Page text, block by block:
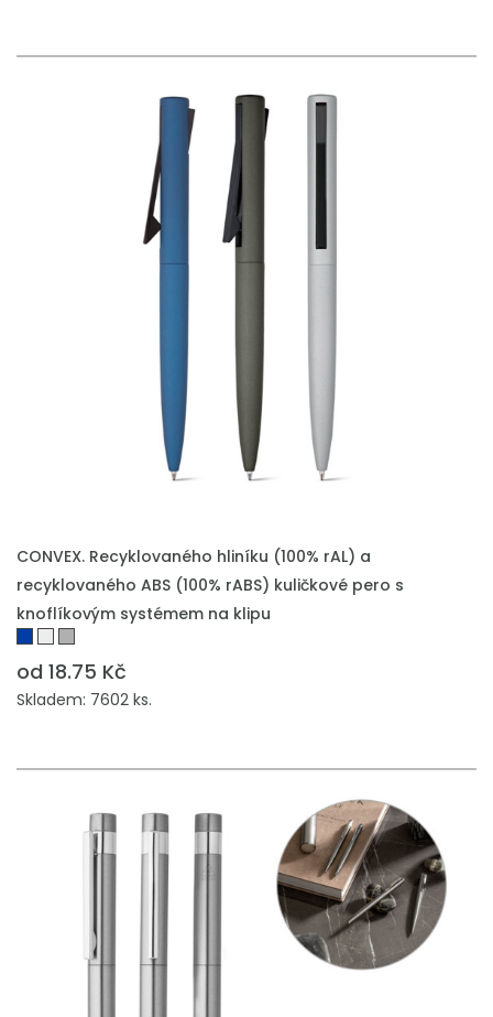
PŘIDAT DO POPTÁVKY
CONVEX. Recyklovaného hliníku (100% rAL) a
recyklovaného ABS (100% rABS) kuličkové pero s
knoflíkovým systémem na klipu
od 18.75 Kč
Skladem: 7602 ks.